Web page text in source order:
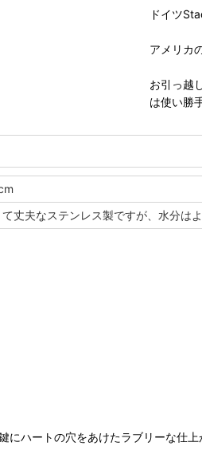
ドイツ
アメリカ
お引っ越
は使い勝
丈夫なステンレス製ですが、水分は
にハートの穴をあけたラブリーな仕上